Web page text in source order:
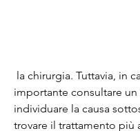
importante consultare
individuare la causa
trovare il trattamento più